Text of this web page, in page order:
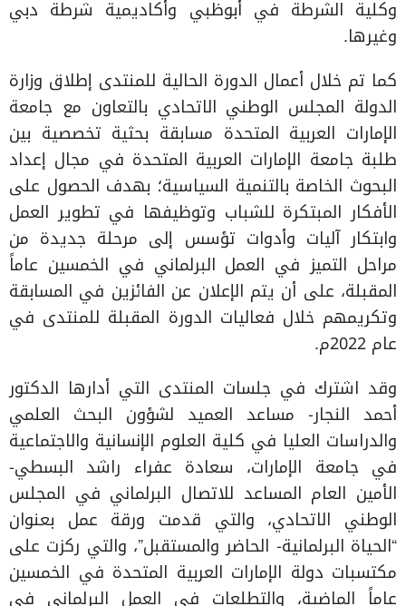
وكلية الشرطة في أبوظبي وأكاديمية شرطة دبي
وغيرها.
كما تم خلال أعمال الدورة الحالية للمنتدى إطلاق وزارة
الدولة المجلس الوطني الاتحادي بالتعاون مع جامعة
الإمارات العربية المتحدة مسابقة بحثية تخصصية بين
طلبة جامعة الإمارات العربية المتحدة في مجال إعداد
البحوث الخاصة بالتنمية السياسية؛ بهدف الحصول على
الأفكار المبتكرة للشباب وتوظيفها في تطوير العمل
وابتكار آليات وأدوات تؤسس إلى مرحلة جديدة من
مراحل التميز في العمل البرلماني في الخمسين عاماً
المقبلة، على أن يتم الإعلان عن الفائزين في المسابقة
وتكريمهم خلال فعاليات الدورة المقبلة للمنتدى في
عام 2022م.
وقد اشترك في جلسات المنتدى التي أدارها الدكتور
أحمد النجار- مساعد العميد لشؤون البحث العلمي
والدراسات العليا في كلية العلوم الإنسانية والاجتماعية
في جامعة الإمارات، سعادة عفراء راشد البسطي-
الأمين العام المساعد للاتصال البرلماني في المجلس
الوطني الاتحادي، والتي قدمت ورقة عمل بعنوان
“الحياة البرلمانية- الحاضر والمستقبل”، والتي ركزت على
مكتسبات دولة الإمارات العربية المتحدة في الخمسين
عاماً الماضية، والتطلعات في العمل البرلماني في